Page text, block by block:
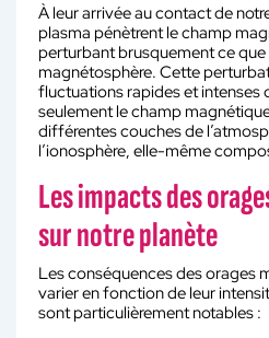
À leur arrivée au contact de
plasma pénètrent le champ
perturbant brusquement ce que
magnétosphère. Cette
fluctuations rapides et intenses
seulement le champ
différentes couches de
l’ionosphère, elle-même
Les impacts des
sur notre planète
Les conséquences des orages
varier en fonction de leur
sont particulièrement notables :